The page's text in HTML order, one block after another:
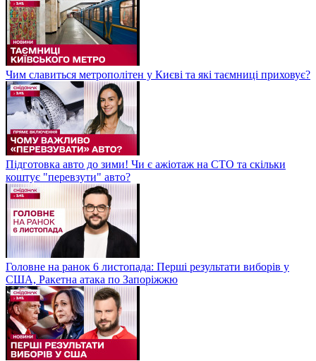
Чим славиться метрополітен у Києві та які таємниці приховує?
Підготовка авто до зими! Чи є ажіотаж на СТО та скільки
коштує "перевзути" авто?
Головне на ранок 6 листопада: Перші результати виборів у
США, Ракетна атака по Запоріжжю